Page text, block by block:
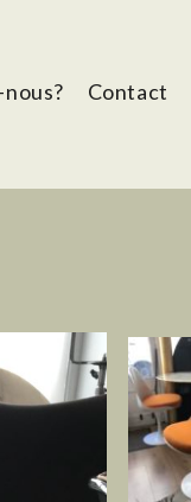
Contact